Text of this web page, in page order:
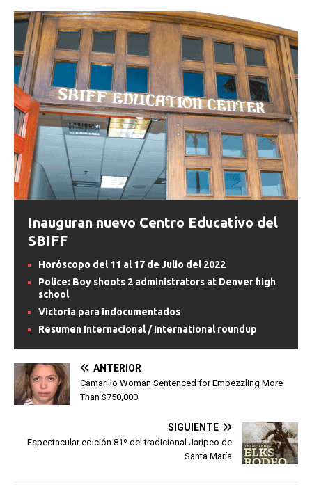
Inauguran nuevo Centro Educativo del
SBIFF
Horóscopo del 11 al 17 de Julio del 2022
Police: Boy shoots 2 administrators at Denver high
school
Victoria para indocumentados
Resumen Internacional / International roundup
ANTERIOR
Camarillo Woman Sentenced for Embezzling More
Than $750,000
SIGUIENTE
Espectacular edición 81º del tradicional Jaripeo de
Santa María